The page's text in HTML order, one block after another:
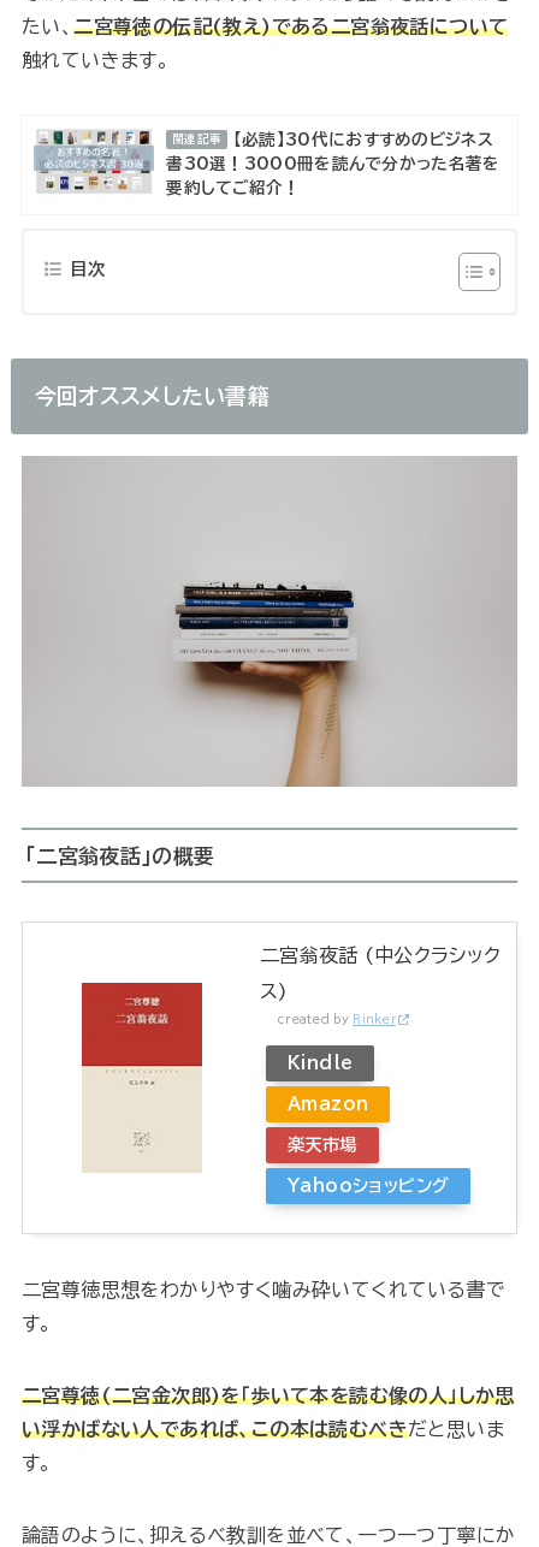
たい、二宮尊徳の伝記(教え)である二宮翁夜話について
触れていきます。
関連記事
【必読】30代におすすめのビジネス
書30選！3000冊を読んで分かった名著を
要約してご紹介！
目次
今回オススメしたい書籍
「二宮翁夜話」の概要
二宮翁夜話 (中公クラシック
ス)
created by Rinker
Kindle
Amazon
楽天市場
Yahooショッピング
二宮尊徳思想をわかりやすく噛み砕いてくれている書で
す。
二宮尊徳(二宮金次郎)を「歩いて本を読む像の人」しか思
い浮かばない人であれば、この本は読むべきだと思いま
す。
論語のように、抑えるべ教訓を並べて、一つ一つ丁寧にか